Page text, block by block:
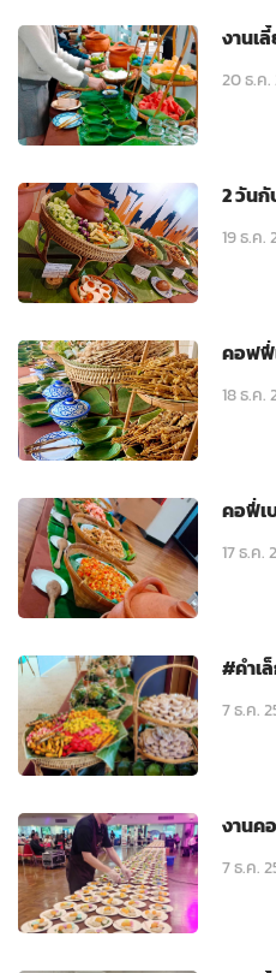
งานเ
20 ธ.ค.
2 วัน
19 ธ.ค.
คอฟฟี่
18 ธ.ค.
คอฟี่เ
17 ธ.ค.
#คำเ
7 ธ.ค.
งานค
7 ธ.ค.